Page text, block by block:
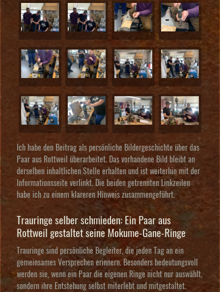
Ich habe den Beitrag als persönliche Bildergeschichte über das
Paar aus Rottweil überarbeitet. Das vorhandene Bild bleibt an
derselben inhaltlichen Stelle erhalten und ist weiterhin mit der
Informationsseite verlinkt. Die beiden getrennten Linkzeilen
habe ich zu einem klareren Hinweis zusammengeführt.
Trauringe selber schmieden: Ein Paar aus
Rottweil gestaltet seine Mokume-Gane-Ringe
Trauringe sind persönliche Begleiter, die jeden Tag an ein
gemeinsames Versprechen erinnern. Besonders bedeutungsvoll
werden sie, wenn ein Paar die eigenen Ringe nicht nur auswählt,
sondern ihre Entstehung selbst miterlebt und mitgestaltet.